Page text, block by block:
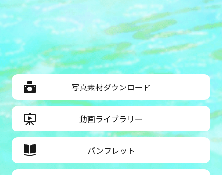
写真素材ダウンロード
動画ライブラリー
パンフレット